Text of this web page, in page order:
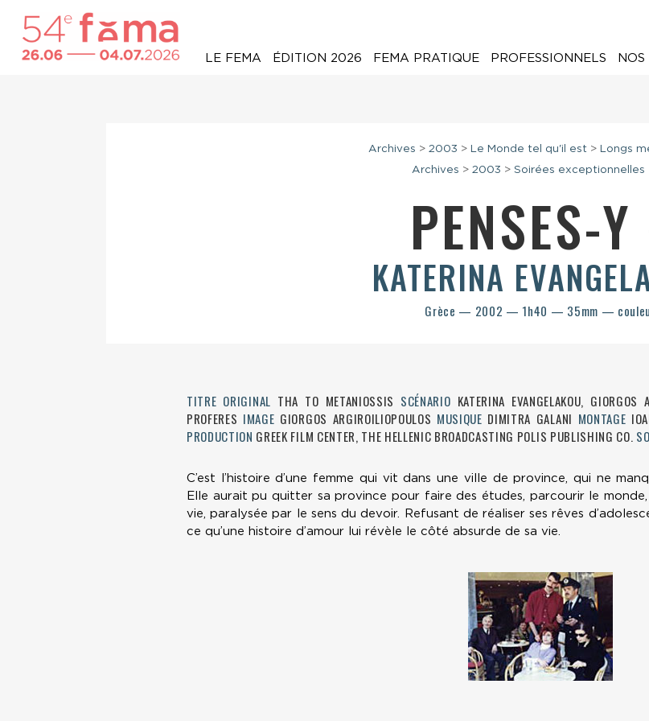
LE FEMA ÉDITION 2026 FEMA PRATIQUE PROFESSIONNELS NOS
Archives > 2003 > Le Monde tel qu'il est> Longs
Archives > 2003 > Soirées exceptionnelles
PENSES-Y
KATERINA
Grèce — 2002 — 1h40 — 35mm —
TITRE ORIGINAL THA TO METANIOSSIS SCÉNARIO KATERINA EVANGELAKOU,
PROFERES IMAGE GIORGOS ARGIROILIOPOULOS MUSIQUE DIMITRA GALANI MONTAGE
PRODUCTION GREEK FILM CENTER, THE HELLENIC BROADCASTING POLIS PUBLISHING CO.
C’est l’histoire d’une femme qui vit dans une ville de province, qui ne
Elle aurait pu quitter sa province pour faire des études, parcourir le
vie, paralysée par le sens du devoir. Refusant de réaliser ses rêves
ce qu’une histoire d’amour lui révèle le côté absurde de sa vie.